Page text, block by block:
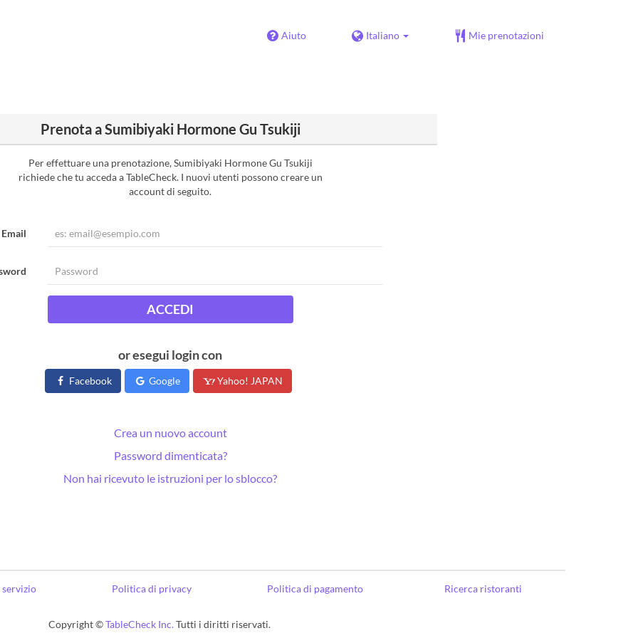
Aiuto Italiano Mie prenotazioni
Prenota a Sumibiyaki Hormone Gu Tsukiji
Per effettuare una prenotazione, Sumibiyaki Hormone Gu Tsukiji
richiede che tu acceda a TableCheck. I nuovi utenti possono creare un
account di seguito.
Email
ACCEDI
or esegui login con
Facebook Google Yahoo! JAPAN
Crea un nuovo account
Password dimenticata?
Non hai ricevuto le istruzioni per lo sblocco?
Politica di privacy Politica di pagamento Ricerca ristoranti
Copyright ©TableCheck Inc.Tutti i diritti riservati.